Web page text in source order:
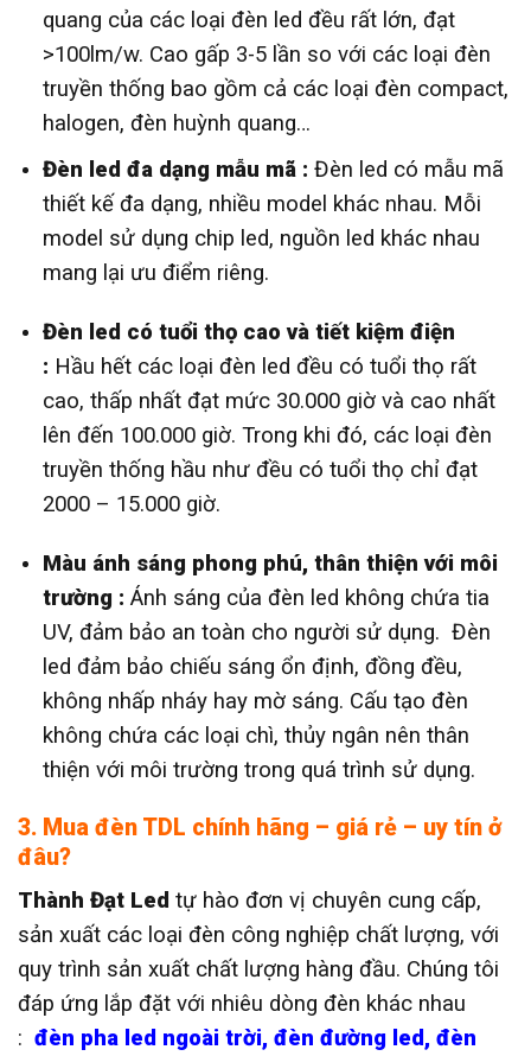
quang của các loại đèn led đều rất lớn, đạt
>100lm/w. Cao gấp 3-5 lần so với các loại đèn
truyền thống bao gồm cả các loại đèn compact,
halogen, đèn huỳnh quang…
Đèn led đa dạng mẫu mã :Đèn led có mẫu mã
thiết kế đa dạng, nhiều model khác nhau. Mỗi
model sử dụng chip led, nguồn led khác nhau
mang lại ưu điểm riêng.
Đèn led có tuổi thọ cao và tiết kiệm điện
: Hầu hết các loại đèn led đều có tuổi thọ rất
cao, thấp nhất đạt mức 30.000 giờ và cao nhất
lên đến 100.000 giờ. Trong khi đó, các loại đèn
truyền thống hầu như đều có tuổi thọ chỉ đạt
2000 – 15.000 giờ.
Màu ánh sáng phong phú, thân thiện với môi
trường :Ánh sáng của đèn led không chứa tia
UV, đảm bảo an toàn cho người sử dụng. Đèn
led đảm bảo chiếu sáng ổn định, đồng đều,
không nhấp nháy hay mờ sáng. Cấu tạo đèn
không chứa các loại chì, thủy ngân nên thân
thiện với môi trường trong quá trình sử dụng.
3. Mua đèn TDL chính hãng – giá rẻ – uy tín ở
đâu?
Thành Đạt Led tự hào đơn vị chuyên cung cấp,
sản xuất các loại đèn công nghiệp chất lượng, với
quy trình sản xuất chất lượng hàng đầu. Chúng tôi
đáp ứng lắp đặt với nhiêu dòng đèn khác nhau
: đèn pha led ngoài trời, đèn đường led, đèn